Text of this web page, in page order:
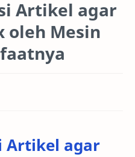
Artikel agar
oleh Mesin
Artikel agar